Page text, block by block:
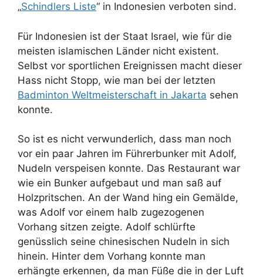
„Schindlers Liste“ in Indonesien verboten sind.
Für Indonesien ist der Staat Israel, wie für die
meisten islamischen Länder nicht existent.
Selbst vor sportlichen Ereignissen macht dieser
Hass nicht Stopp, wie man bei der letzten
Badminton Weltmeisterschaft in Jakarta sehen
konnte.
So ist es nicht verwunderlich, dass man noch
vor ein paar Jahren im Führerbunker mit Adolf,
Nudeln verspeisen konnte. Das Restaurant war
wie ein Bunker aufgebaut und man saß auf
Holzpritschen. An der Wand hing ein Gemälde,
was Adolf vor einem halb zugezogenen
Vorhang sitzen zeigte. Adolf schlürfte
genüsslich seine chinesischen Nudeln in sich
hinein. Hinter dem Vorhang konnte man
erhängte erkennen, da man Füße die in der Luft